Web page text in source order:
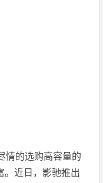
情的选购高容量的
。近日，影驰推出